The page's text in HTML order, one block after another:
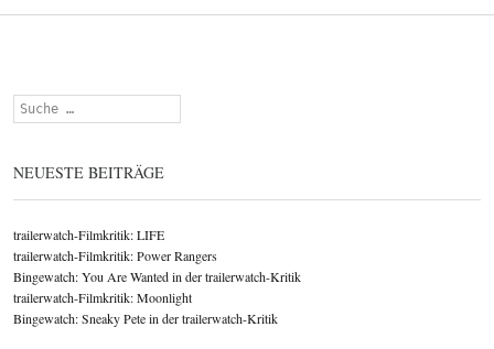
Suchen
NEUESTE BEITRÄGE
trailerwatch-Filmkritik: LIFE
trailerwatch-Filmkritik: Power Rangers
Bingewatch: You Are Wanted in der trailerwatch-Kritik
trailerwatch-Filmkritik: Moonlight
Bingewatch: Sneaky Pete in der trailerwatch-Kritik